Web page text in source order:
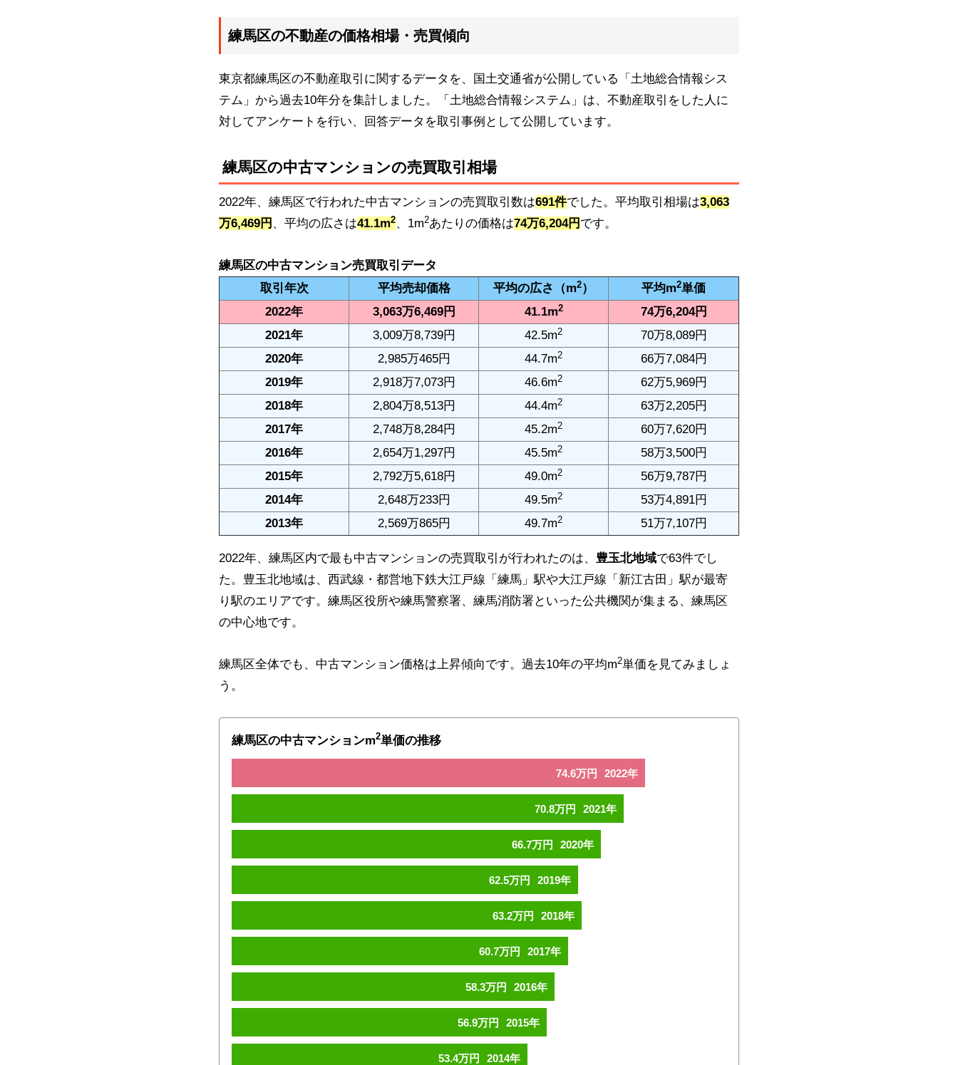
練馬区の不動産の価格相場・売買傾向
東京都練馬区の不動産取引に関するデータを、国土交通省が公開している「土地総合情報シス
テム」から過去10年分を集計しました。「土地総合情報システム」は、不動産取引をした人に
対してアンケートを行い、回答データを取引事例として公開しています。
練馬区の中古マンションの売買取引相場
2022年、練馬区で行われた中古マンションの売買取引数は691件でした。平均取引相場は3,063
万6,469円 、平均の広さは41.1m2、1m2あたりの価格は74万6,204円 です。
練馬区の中古マンション売買取引データ
取引年次
平均売却価格 平均の広さ （m2） 平均m2単価
2022年
3,063万6,469円 41.1m2
74万6,204円
2021年
3,009万8,739円 42.5m2
70万8,089円
2020年
2,985万465円 44.7m2
66万7,084円
2019年
2,918万7,073円 46.6m2
62万5,969円
2018年
2,804万8,513円 44.4m2
63万2,205円
2017年
2,748万8,284円 45.2m2
60万7,620円
2016年
2,654万1,297円 45.5m2
58万3,500円
2015年
2,792万5,618円 49.0m2
56万9,787円
2014年
2,648万233円 49.5m2
53万4,891円
2013年
2,569万865円 49.7m2 51万7,107円
2022年、練馬区内で最も中古マンションの売買取引が行われたのは、 豊玉北地域で63件でし
た。豊玉北地域は、西武線・都営地下鉄大江戸線「練馬」駅や大江戸線「新江古田」駅が最寄
り駅のエリアです。練馬区役所や練馬警察署、練馬消防署といった公共機関が集まる、練馬区
の中心地です。
練馬区全体でも、中古マンション価格は上昇傾向です。過去10年の平均m2単価を見てみましょ
う。
練馬区の中古マンションm2単価の推移
2022年
74.6万円
2021年
70.8万円
2020年
66.7万円
2019年
62.5万円
2018年
63.2万円
2017年
60.7万円
2016年
58.3万円
2015年
56.9万円
2014年
53.4万円